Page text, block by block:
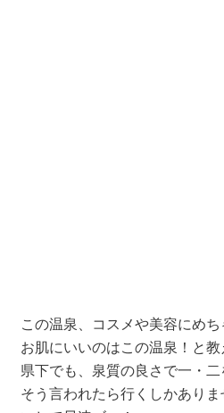
この温泉、コスメや美容にめち
お肌にいいのはこの温泉！と
県下でも、泉質の良さで一・二
そう言われたら行くしかあり